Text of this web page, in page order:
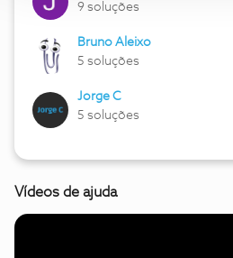
9 soluções
Bruno Aleixo
5 soluções
Jorge C
5 soluções
Vídeos de ajuda